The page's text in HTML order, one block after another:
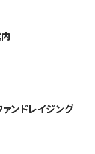
ァンドレイジング